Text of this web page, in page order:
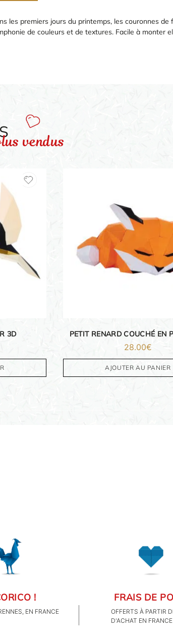
les premiers jours du printemps, les couronnes
de couleurs et de textures. Facile à monter
vendus
3D PETIT RENARD COUCHÉ EN
28.00€
AJOUTER AU PANIER
!
EN FRANCE
FRAIS DE
OFFERTS À PARTIR
D'ACHAT EN FRANCE